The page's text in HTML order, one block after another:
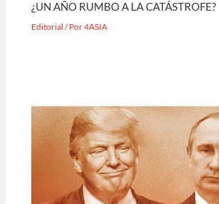
¿UN AÑO RUMBO A LA CATÁSTROFE?
Editorial / Por4ASIA